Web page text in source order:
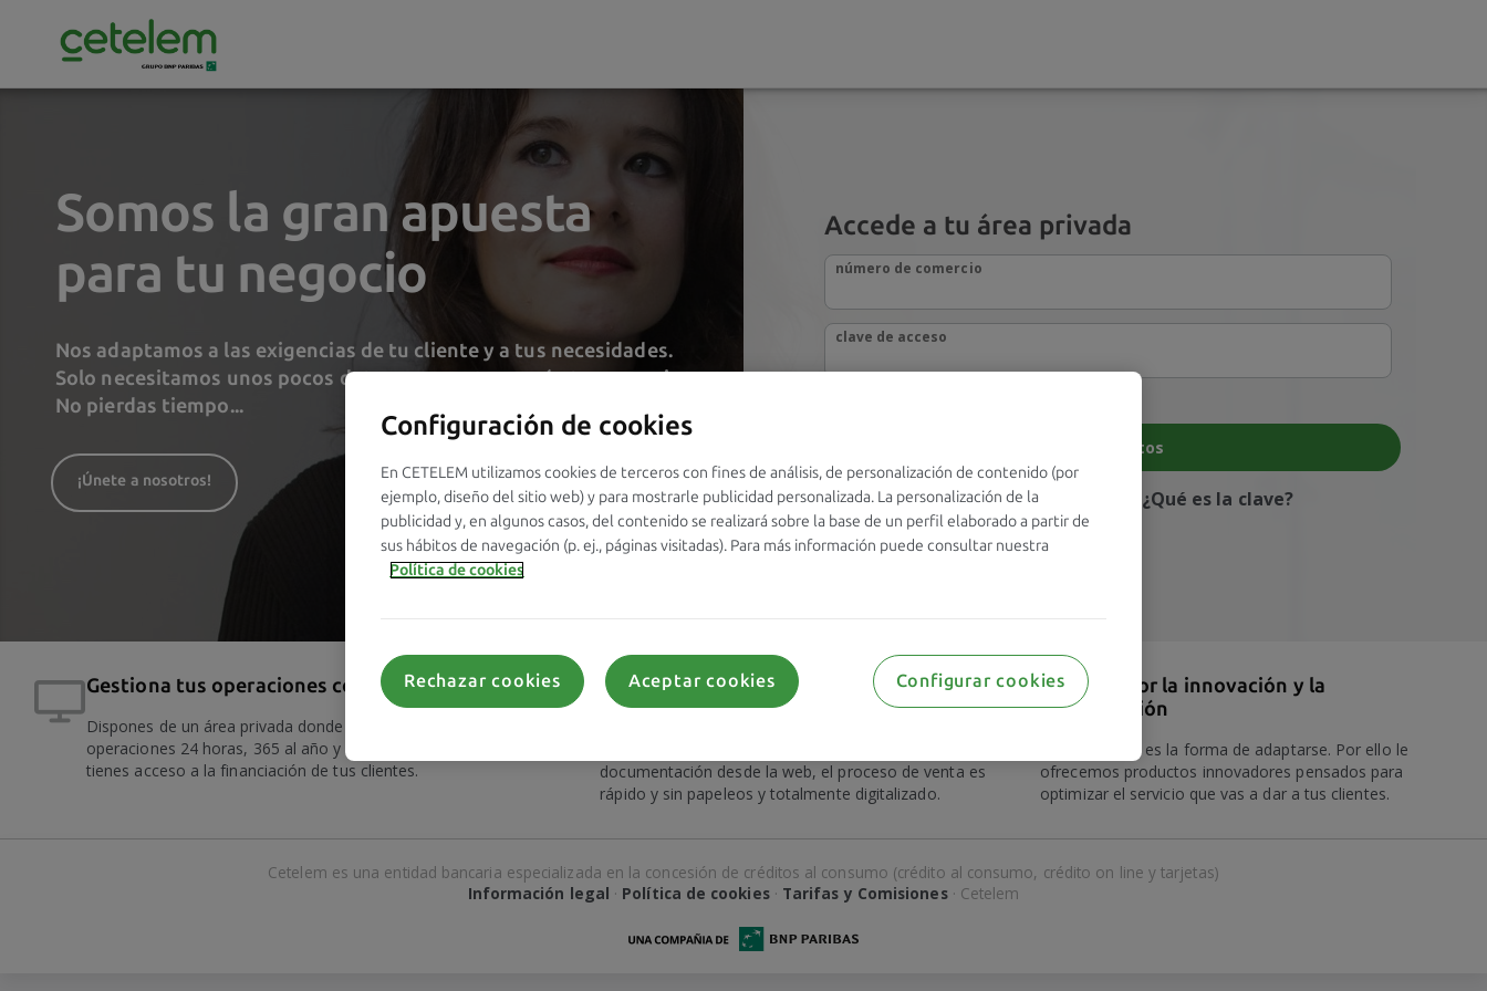
Somos la gran apuesta
para tu negocio
Nos adaptamos a las exigencias de tu cliente y a tus necesidades.
Solo necesitamos unos pocos datos para conocer más tu comercio.
No pierdas tiempo...
¡Únete a nosotros!
Accede a tu área privada
número de comercio
clave de acceso
¿Has olvidado tu clave? ¿Qué es la clave?
Gestiona tus operaciones cómodamente
Dispones de un área privada donde puedes gestionar tus
operaciones 24 horas, 365 al año y de forma fácil e inmediata
tienes acceso a la financiación de tus clientes.
Olvídate del papeleo: todo se hace
digitalmente
documentación desde la web, el proceso de venta es
rápido y sin papeleos y totalmente digitalizado.
Apuesta por la innovación y la
digitalización
La innovación es la forma de adaptarse. Por ello le
ofrecemos productos innovadores pensados para
optimizar el servicio que vas a dar a tus clientes.
Cetelem es una entidad bancaria especializada en la concesión de créditos al consumo (crédito al consumo, crédito on line y tarjetas)
Información legal · Política de cookies· Tarifas y Comisiones· Cetelem
Configuración de cookies
En CETELEM utilizamos cookies de terceros con fines de análisis, de personalización de contenido (por
ejemplo, diseño del sitio web) y para mostrarle publicidad personalizada. La personalización de la
publicidad y, en algunos casos, del contenido se realizará sobre la base de un perfil elaborado a partir de
sus hábitos de navegación (p. ej., páginas visitadas). Para más información puede consultar nuestra
Política de cookies
Configurar cookies
Rechazar cookies Aceptar cookies